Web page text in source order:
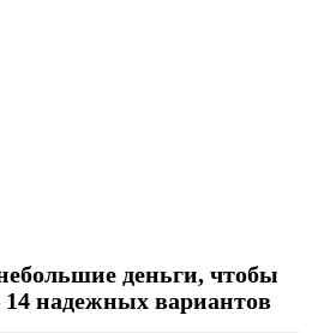
деньги, чтобы
14 надежных вариантов